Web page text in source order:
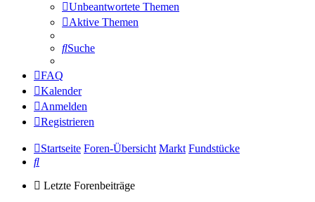
Unbeantwortete Themen
Aktive Themen
Suche
FAQ
Kalender
Anmelden
Registrieren
Startseite Foren-Übersicht Markt Fundstücke
Suche
Letzte Forenbeiträge